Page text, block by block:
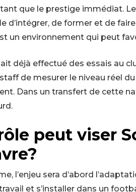
que le prestige immédiat.
d’intégrer, de former et de
un environnement qui peut
ait déjà effectué des essais au
de mesurer le niveau réel
Dans un transfert de cette
peut viser
l’enjeu sera d’abord
et s’installer dans un